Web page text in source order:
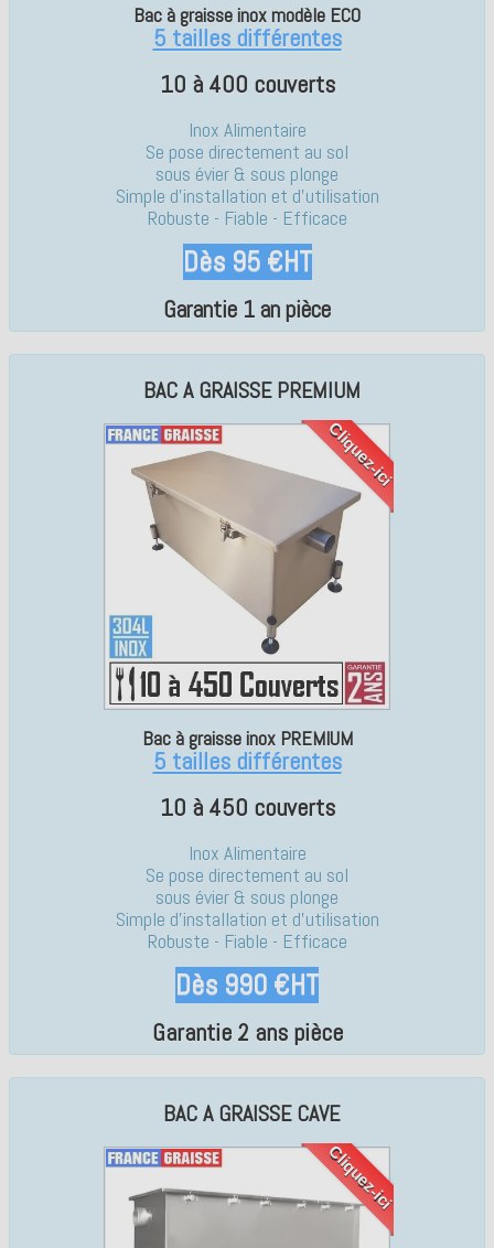
Bac à graisse inox modèle ECO
5 tailles différentes
10 à 400 couverts
Inox Alimentaire
Se pose directement au sol
sous évier & sous plonge
Simple d'installation et d'utilisation
Robuste - Fiable - Efficace
Dès 95 €HT
Garantie 1 an pièce
BAC A GRAISSE PREMIUM
Cliquez-ici
Bac à graisse inox PREMIUM
5 tailles différentes
10 à 450 couverts
Inox Alimentaire
Se pose directement au sol
sous évier & sous plonge
Simple d'installation et d'utilisation
Robuste - Fiable - Efficace
Dès 990 €HT
Garantie 2 ans pièce
BAC A GRAISSE CAVE
Cliquez-ici